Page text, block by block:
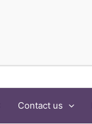
Contact us